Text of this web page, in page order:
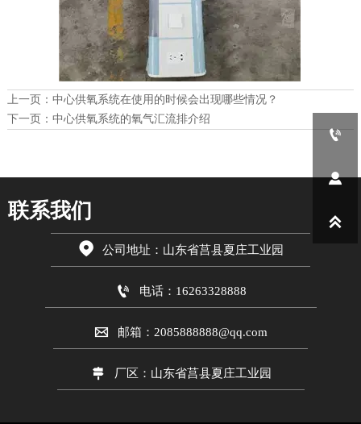
上一页： 中心供氧系统在使用的时候会出现哪些情况？
下一页： 中心供氧系统的氧气汇流排介绍
联系我们
 公司地址：山东省莒县夏庄工业园
 电话：16263328888
 邮箱：2085888888@qq.com
 厂区：山东省莒县夏庄工业园


